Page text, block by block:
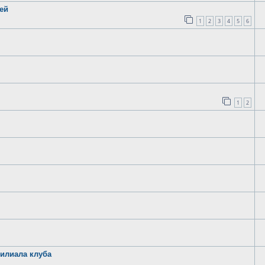
1 2 3 4 5 6
1 2
клуба